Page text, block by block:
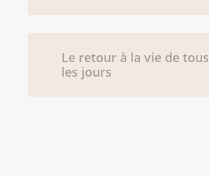
Le retour à la vie de tous
les jours